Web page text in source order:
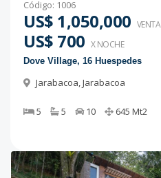
Código: 1006
US$ 1,050,000 VENTA
US$ 700 X NOCHE
Dove Village, 16 Huespedes
Jarabacoa,Jarabacoa
5 5 10 645 Mt2